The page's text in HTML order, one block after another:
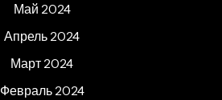
Май 2024
Апрель 2024
Март 2024
Февраль 2024